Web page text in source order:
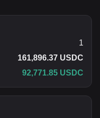
1
161,896.37 USDC
92,771.85 USDC